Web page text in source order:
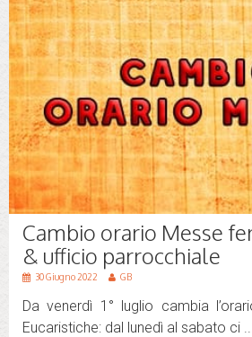
Cambio orario Messe
& ufficio parrocchiale
30 Giugno 2022 GB
Da venerdì 1° luglio cambia
Eucaristiche: dal lunedì al sabato ci ...